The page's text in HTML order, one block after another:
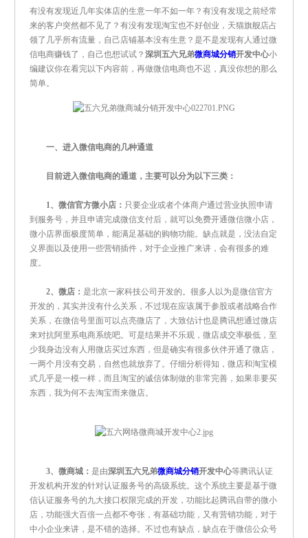
有没有发现近几年实体店的生意一年不如一年？有没有发现之前经常
来的客户突然都不见了？有没有发现淘宝也不好创业，天猫旗舰店占
领了几乎所有流量，自己店铺基本没有生意？是不是发现有人通过微
信电商赚钱了，自己也想试试？ 深圳五六兄弟微商城分销开发中心小
编建议你在看完以下内容前，再做微信电商也不迟，真没你想的那么
简单。
一、进入微信电商的几种通道
目前进入微信电商的通道，主要可以分为以下三类：
1、微信官方微小店： 只要企业或者个体商户通过营业执照申请
到服务号，并且申请完成微信支付后，就可以免费开通微信微小店，
微小店界面极度简单，能满足基础的购物功能。缺点就是，没法自定
义界面以及使用一些营销插件，对于企业推广来讲，会有很多的难
度。
2、微店： 是北京一家科技公司开发的。很多人以为是微信官方
开发的，其实并没有什么关系，不过现在应该属于参股或者战略合作
关系，在微信号里面可以点亮微店了，大致估计也是腾讯想通过微店
来对抗阿里系电商系统吧。可是结果并不乐观，微店成交率极低，至
少我身边没有人用微店买过东西，但是确实有很多伙伴开通了微店，
一两个月没有交易，自然也就放弃了。仔细分析得知，微店和淘宝模
式几乎是一模一样，而且淘宝的诚信体制做的非常完善，如果非要买
东西，我为何不去淘宝而来微店。
3、微商城： 是由深圳五六兄弟微商城分销开发中心等腾讯认证
开发机构开发的针对认证服务号的高级系统。这个系统主要是基于微
信认证服务号的九大接口权限完成的开发，功能比起腾讯自带的微小
店，功能强大百倍一点都不夸张，有基础功能，又有营销功能，对于
中小企业来讲，是不错的选择。不过也有缺点，缺点在于微信公众号